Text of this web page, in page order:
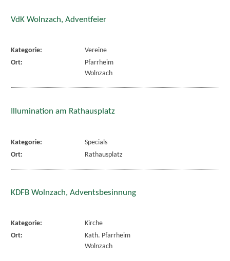
VdK Wolnzach, Adventfeier
Kategorie:
Vereine
Ort:
Pfarrheim
Wolnzach
Illumination am Rathausplatz
Kategorie:
Specials
Ort:
Rathausplatz
KDFB Wolnzach, Adventsbesinnung
Kategorie:
Kirche
Ort:
Kath. Pfarrheim
Wolnzach